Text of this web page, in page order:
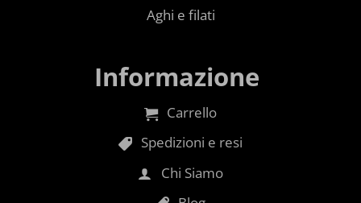
Aghi e filati
Informazione
Carrello
Spedizioni e resi
Chi Siamo